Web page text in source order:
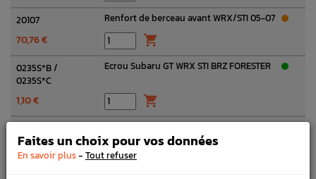
20107 Renfort de berceau avant WRX/STI 05-07
70,76 € 
0235S*B /
0235S*C
Ecrou Subaru GT WRX STI BRZ FORESTER
1,10 € 
Barre stabilisatrice avant SUBARU WRX
01-07 STI 01-03 et 07
161,42 €
Faites un choix pour vos données
En savoir plus- Tout refuser